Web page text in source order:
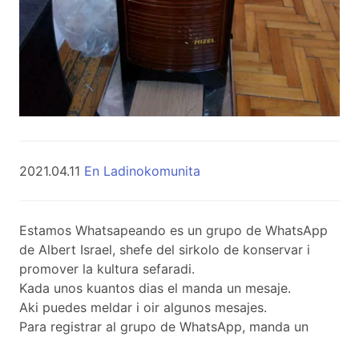
2021.04.11 En Ladinokomunita
Estamos Whatsapeando es un grupo de WhatsApp
de Albert Israel, shefe del sirkolo de konservar i
promover la kultura sefaradi.
Kada unos kuantos dias el manda un mesaje.
Aki puedes meldar i oir algunos mesajes.
Para registrar al grupo de WhatsApp, manda un